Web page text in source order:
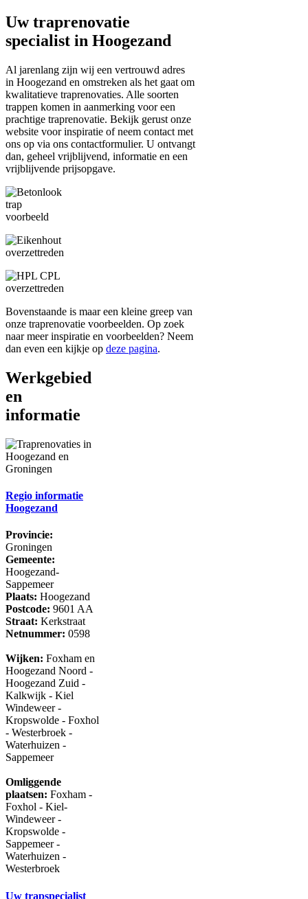
Uw traprenovatie
specialist in Hoogezand
Al jarenlang zijn wij een vertrouwd adres
in Hoogezand en omstreken als het gaat om
kwalitatieve traprenovaties. Alle soorten
trappen komen in aanmerking voor een
prachtige traprenovatie. Bekijk gerust onze
website voor inspiratie of neem contact met
ons op via ons contactformulier. U ontvangt
dan, geheel vrijblijvend, informatie en een
vrijblijvende prijsopgave.
Bovenstaande is maar een kleine greep van
onze traprenovatie voorbeelden. Op zoek
naar meer inspiratie en voorbeelden? Neem
dan even een kijkje op deze pagina.
Werkgebied
en
informatie
Regio informatie
Hoogezand
Provincie:
Groningen
Gemeente:
Hoogezand-
Sappemeer
Plaats: Hoogezand
Postcode: 9601 AA
Straat: Kerkstraat
Netnummer: 0598
Wijken: Foxham en
Hoogezand Noord -
Hoogezand Zuid -
Kalkwijk - Kiel
Windeweer -
Kropswolde - Foxhol
- Westerbroek -
Waterhuizen -
Sappemeer
Omliggende
plaatsen: Foxham -
Foxhol - Kiel-
Windeweer -
Kropswolde -
Sappemeer -
Waterhuizen -
Westerbroek
Uw trapspecialist